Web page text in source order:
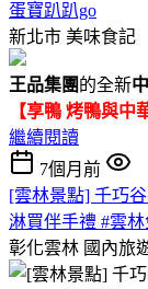
蛋寶趴趴go
新北市 美味食記
王品集團的全新
【享鴨 烤鴨與中
繼續閱讀
7個月前
[雲林景點] 千巧
淋買伴手禮 #雲
彰化雲林 國內旅